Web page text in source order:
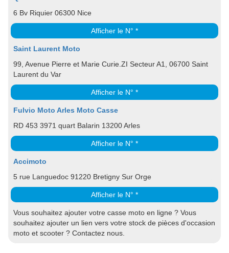
6 Bv Riquier 06300 Nice
Afficher le N° *
Saint Laurent Moto
99, Avenue Pierre et Marie Curie.ZI Secteur A1, 06700 Saint
Laurent du Var
Afficher le N° *
Fulvio Moto Arles Moto Casse
RD 453 3971 quart Balarin 13200 Arles
Afficher le N° *
Accimoto
5 rue Languedoc 91220 Bretigny Sur Orge
Afficher le N° *
Vous souhaitez ajouter votre casse moto en ligne ? Vous
souhaitez ajouter un lien vers votre stock de pièces d'occasion
moto et scooter ? Contactez nous.